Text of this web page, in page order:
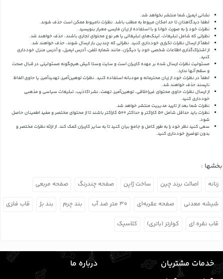
نشانی ایمیل شما منتشر نخواهد شد.
لطفا دیدگاهتان تا حد امکان مربوط به مطلب باشد. نظرات نامربوط ممکن است حذف شوند.
نظرات خود را به صورت خوانا و با استفاده از زبان فارسی معیار بنویسید.
نظراتی که شامل تبلیغات، لینک‌های تبلیغاتی یا هر نوع محتوای تجاری باشند، حذف خواهند شد.
لطفاً از ارسال نظرات تکراری خودداری کنید. نظراتی که چندین بار ارسال شوند، حذف خواهند شد.
از اشتراک‌گذاری اطلاعات شخصی خود یا دیگران، مانند شماره تلفن، آدرس ایمیل، و آدرس منزل خودداری
کنید.
مسئولیت نظرات ارسال شده بر عهده کاربران است و سایت وستا کیش هیچگونه مسئولیتی در قبال صحت
و سقم آنها ندارد.
لطفاً در نظرات خود از زبان محترمانه و مودبانه استفاده کنید. نظرات توهین‌آمیز، تهدیدآمیز، یا حاوی الفاظ
ناپسند حذف خواهند شد.
از ارسال نظرات حاوی محتوای غیراخلاقی، توهین‌آمیز، تهمت، نشر اکاذیب، تبلیغات سیاسی و مذهبی
خودداری کنید.
نظرات شما بعد از تایید مدیریت منتشر خواهد شد.
نظرات باید حداقل شامل 50 کاراکتر و حداکثر 500 کاراکتر باشند تا از محتوای مختصر و مفید اطمینان حاصل
شود.
سعی کنید نظر خود را به طور کامل و جامع بیان کنید تا به سایر کاربران کمک کند.از ارائه نظرات مختصر و
بدون توضیح خودداری کنید.
بخشها :
زنانه اصالت برند چین ساخت ژاپن صفحه چندرنگ صفحه مربعی
شیشه معدنی صفحه عقربه‌ای ۳۰ متر ضد آب بند چرم بند بژ قاب فلزی
قاب نقره ای کوارتز (باتری) کلاسیک
خدمات مشتریان
درباره ما